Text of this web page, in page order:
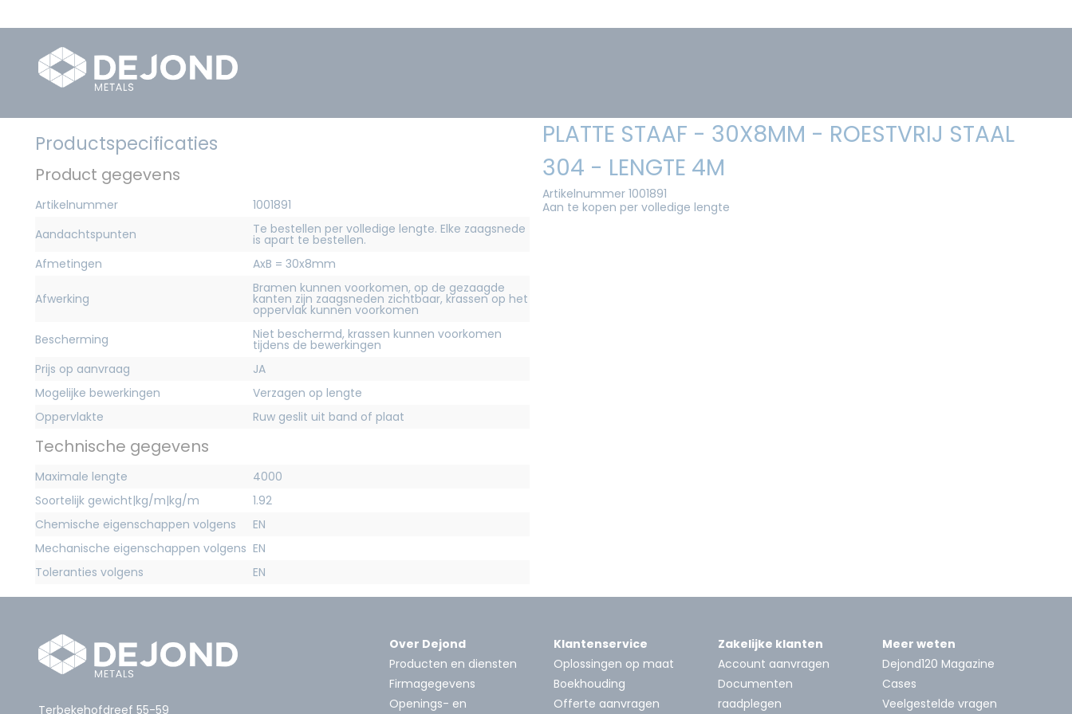
Productspecificaties
Product gegevens
Artikelnummer
1001891
Aandachtspunten
Te bestellen per volledige lengte. Elke zaagsnede
is apart te bestellen.
Afmetingen
AxB = 30x8mm
Afwerking
Bramen kunnen voorkomen, op de gezaagde
kanten zijn zaagsneden zichtbaar, krassen op het
oppervlak kunnen voorkomen
Bescherming
Niet beschermd, krassen kunnen voorkomen
tijdens de bewerkingen
Prijs op aanvraag
JA
Mogelijke bewerkingen
Verzagen op lengte
Oppervlakte
Ruw geslit uit band of plaat
Technische gegevens
Maximale lengte
4000
Soortelijk gewicht|kg/m|kg/m
1.92
Chemische eigenschappen volgens
EN
Mechanische eigenschappen volgens EN
Toleranties volgens
EN
PLATTE STAAF - 30X8MM - ROESTVRIJ STAAL
304 - LENGTE 4M
Artikelnummer 1001891
Aan te kopen per volledige lengte
Terbekehofdreef 55-59
Over Dejond
Producten en diensten
Firmagegevens
Openings- en
Klantenservice
Oplossingen op maat
Boekhouding
Offerte aanvragen
Zakelijke klanten
Account aanvragen
Documenten
raadplegen
Meer weten
Dejond120 Magazine
Cases
Veelgestelde vragen